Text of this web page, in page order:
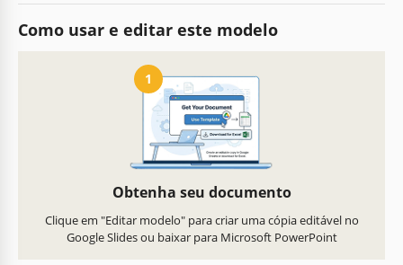
Como usar e editar este modelo
1
Obtenha seu documento
Clique em "Editar modelo" para criar uma cópia editável no
Google Slides ou baixar para Microsoft PowerPoint